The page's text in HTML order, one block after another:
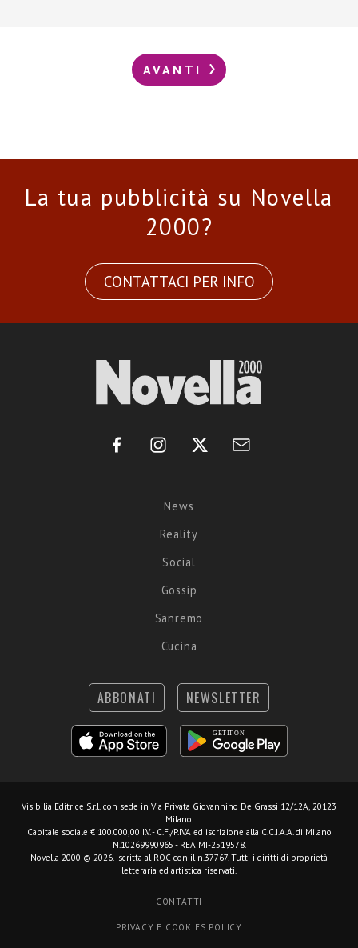
AVANTI
La tua pubblicità su Novella
2000?
CONTATTACI PER INFO
News
Reality
Social
Gossip
Sanremo
Cucina
ABBONATI NEWSLETTER
Visibilia Editrice S.r.l. con sede in Via Privata Giovannino De Grassi 12/12A, 20123
Milano.
Capitale sociale € 100.000,00 I.V. - C.F./P.IVA ed iscrizione alla C.C.I.A.A. di Milano
N.10269990965 - REA MI-2519578.
Novella 2000 © 2026. Iscritta al ROC con il n.37767. Tutti i diritti di proprietà
letteraria ed artistica riservati.
CONTATTI
PRIVACY E COOKIES POLICY